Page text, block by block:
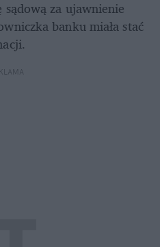
za ujawnienie
banku miała stać